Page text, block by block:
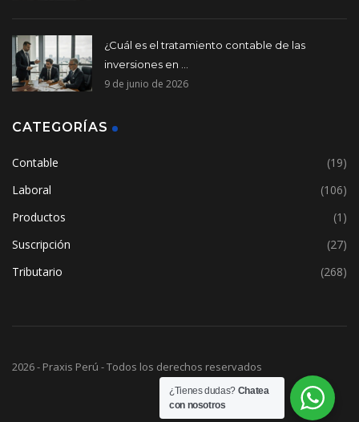
¿Cuál es el tratamiento contable de las
inversiones en ...
9 de junio de 2026
CATEGORÍAS
Contable
(19)
Laboral
(106)
Productos
(1)
Suscripción
(27)
Tributario
(268)
2026 - Praxis Perú - Todos los derechos reservados
¿Tienes dudas? Chatea
con nosotros